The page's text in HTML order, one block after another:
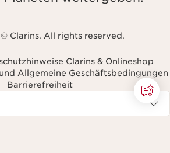
Clarins. All rights reserved.
Clarins & Onlineshop
Allgemeine Geschäftsbedingungen
Barrierefreiheit